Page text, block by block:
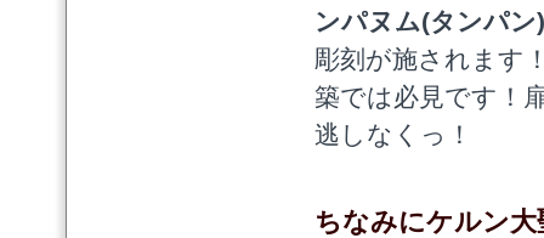
ンパヌム(タンパン)
彫刻が施されます
築では必見です！
逃しなくっ！
ちなみにケルン